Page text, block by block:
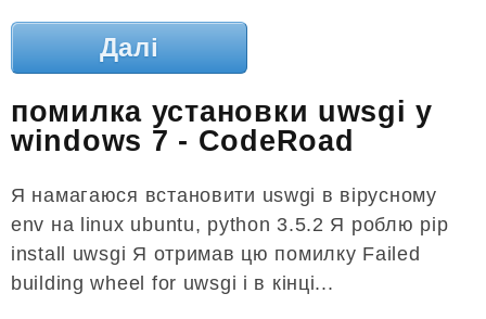
Далі
помилка установки uwsgi у
windows 7 - CodeRoad
Я намагаюся встановити uswgi в вірусному
env на linux ubuntu, python 3.5.2 Я роблю pip
install uwsgi Я отримав цю помилку Failed
building wheel for uwsgi і в кінці...